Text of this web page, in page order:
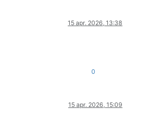
15 apr. 2026, 13:38
0
15 apr. 2026, 15:09